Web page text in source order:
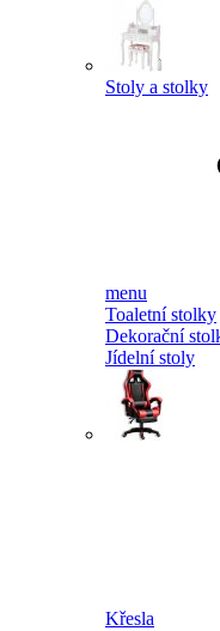
Stoly a stolky
menu
Toaletní stolky
Dekorační
Jídelní stoly
Křesla